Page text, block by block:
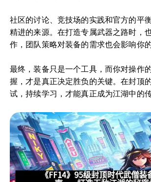
社区的讨论、竞技场的实践和官方的平
精进的来源。在打造专属武器之路时，
作，团队策略对装备的需求也会影响你的
最终，装备只是一个工具，而你对操作
握，才是真正决定胜负的关键。在封顶
试，持续学习，才能真正成为江湖中的传